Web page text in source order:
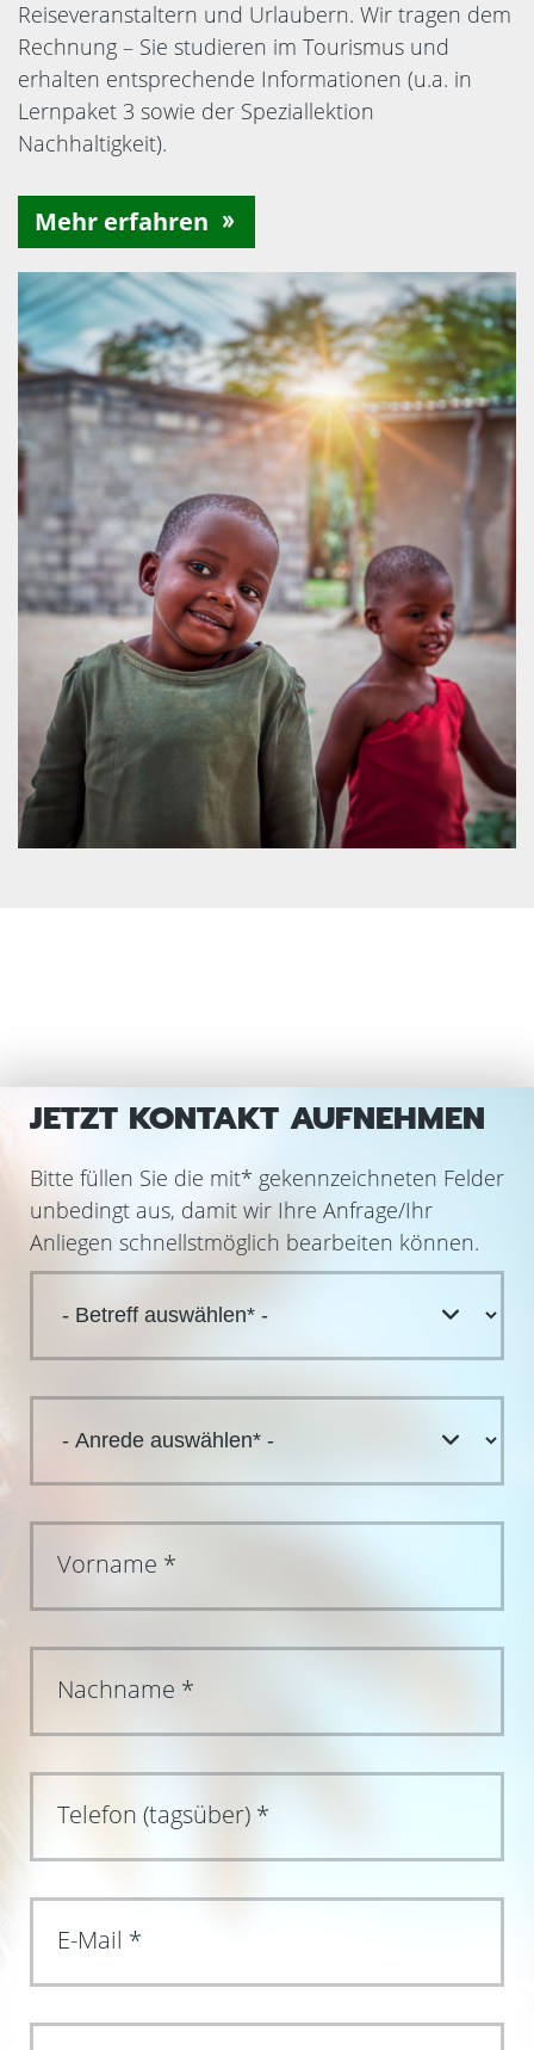
Reiseveranstaltern und Urlaubern. Wir tragen dem
Rechnung – Sie studieren im Tourismus und
erhalten entsprechende Informationen (u.a. in
Lernpaket 3 sowie der Speziallektion
Nachhaltigkeit).
Mehr erfahren
JETZT KONTAKT AUFNEHMEN
Bitte füllen Sie die mit* gekennzeichneten Felder
unbedingt aus, damit wir Ihre Anfrage/Ihr
Anliegen schnellstmöglich bearbeiten können.